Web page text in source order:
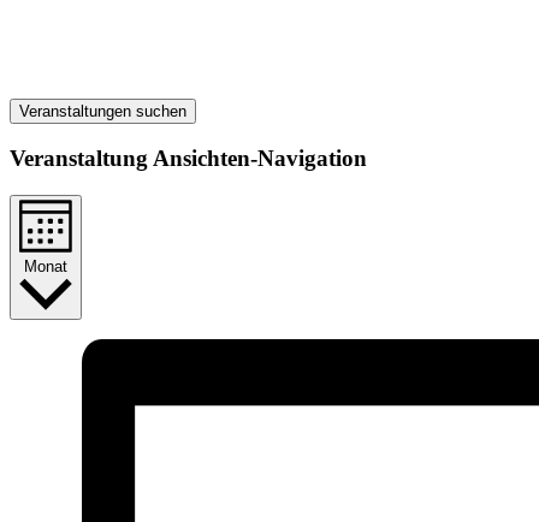
Veranstaltungen suchen
Veranstaltung Ansichten-Navigation
Monat